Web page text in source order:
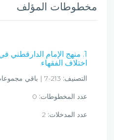
مخطوطات المؤلف
1. منهج الإمام الدارقطني
اختلاف الفقهاء
التصنيف:
عدد المخطوطات:
عدد المدخلات: